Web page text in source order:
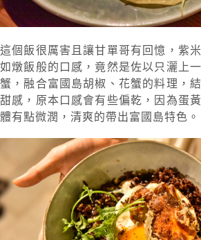
這個飯很厲害且讓甘單哥有回憶，紫
如燉飯般的口感，竟然是佐以只灑上
蟹，融合富國島胡椒、花蟹的料理，
甜感，原本口感會有些偏乾，因為蛋
體有點微潤，清爽的帶出富國島特色。